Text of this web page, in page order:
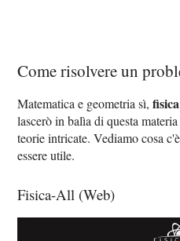
Come risolvere un
Matematica e geometria sì,fisica
lascerò in balìa di questa
teorie intricate. Vediamo cosa
essere utile.
Fisica-All (Web)